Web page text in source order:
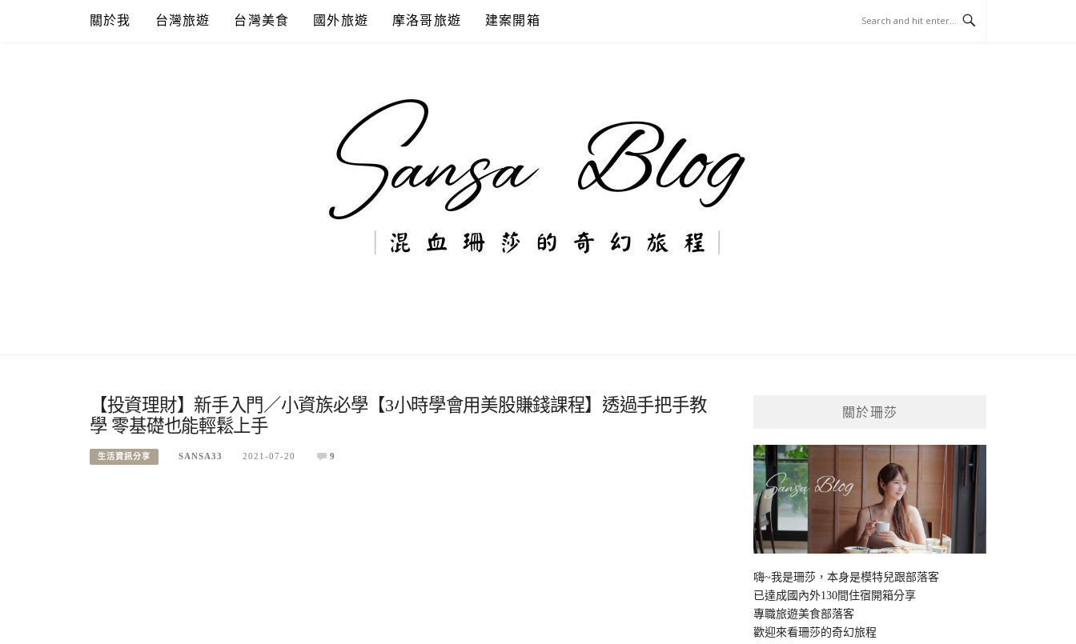
關於我 台灣旅遊 台灣美食 國外旅遊 摩洛哥旅遊 建案開箱
【投資理財】新手入門／小資族必學【3小時學會用美股賺錢課程】透過手把手教
學 零基礎也能輕鬆上手
生活資訊分享 SANSA33 2021-07-20 9
關於珊莎
嗨~我是珊莎，本身是模特兒跟部落客
已達成國內外130間住宿開箱分享
專職旅遊美食部落客
歡迎來看珊莎的奇幻旅程